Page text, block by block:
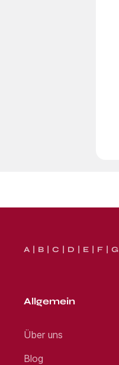
A B C D E F G
Allgemein
Über uns
Blog